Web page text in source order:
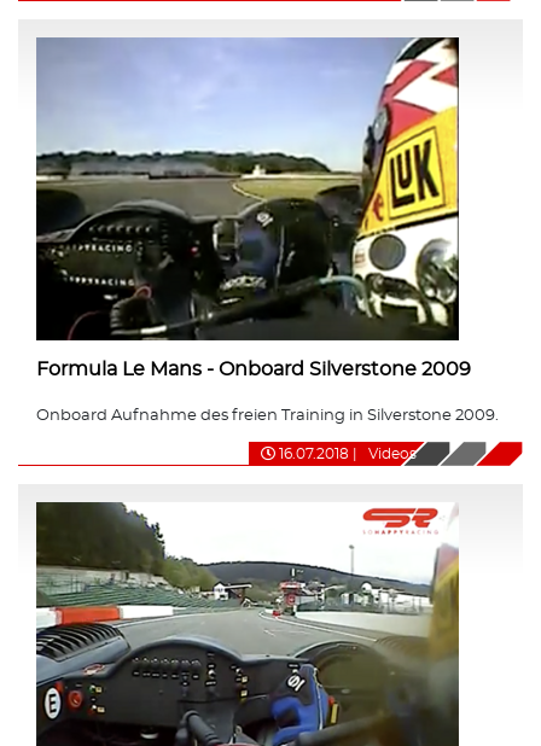
Formula Le Mans - Onboard Silverstone 2009
Onboard Aufnahme des freien Training in Silverstone 2009.
16.07.2018 Videos